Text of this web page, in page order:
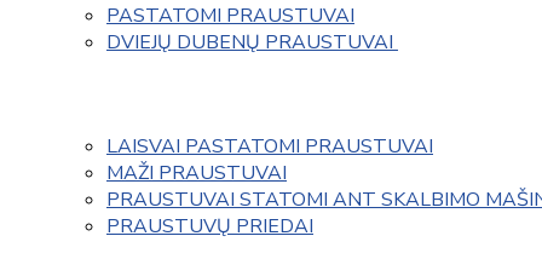
PASTATOMI PRAUSTUVAI
DVIEJŲ DUBENŲ PRAUSTUVAI
LAISVAI PASTATOMI PRAUSTUVAI
MAŽI PRAUSTUVAI
PRAUSTUVAI STATOMI ANT SKALBIMO
PRAUSTUVŲ PRIEDAI